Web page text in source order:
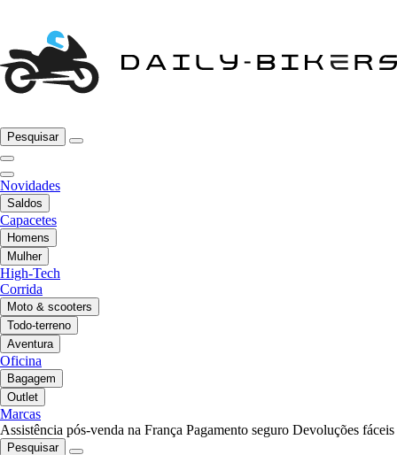
Pesquisar
Novidades
Saldos
Capacetes
Homens
Mulher
High-Tech
Corrida
Moto & scooters
Todo-terreno
Aventura
Oficina
Bagagem
Outlet
Marcas
Assistência pós-venda na França Pagamento seguro Devoluções fáceis
Pesquisar